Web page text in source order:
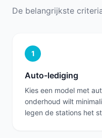
De belangrijkste
1
Auto-lediging
Kies een model met
onderhoud wilt
legen de stations het